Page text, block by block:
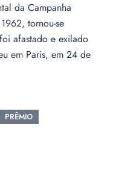
da Campanha
tornou-se
afastado e exilado
em Paris, em 24 de
PRÊMIO